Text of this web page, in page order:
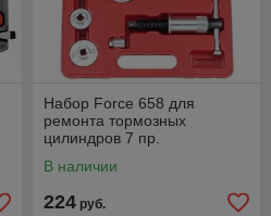
Набор Force 658 для
ремонта тормозных
цилиндров 7 пр.
В наличии
224 руб.